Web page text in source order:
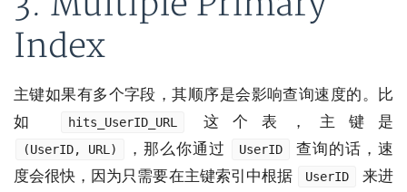
Index
主键如果有多个字段，其顺序是会影响查询速度的。比
如
hits_UserID_URL 这个表，主键是
(UserID, URL) ，那么你通过 UserID
查询的话，速
度会很快，因为只需要在主键索引中根据
UserID
来进